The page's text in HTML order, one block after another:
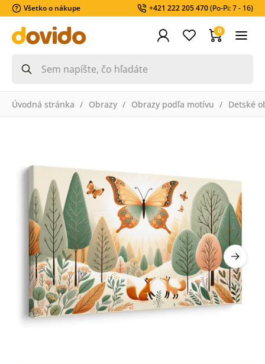
Všetko o nákupe +421 222 205 470(Po-Pi: 7 - 16)
0
Úvodná stránka Obrazy Obrazy podľa motívu Detské